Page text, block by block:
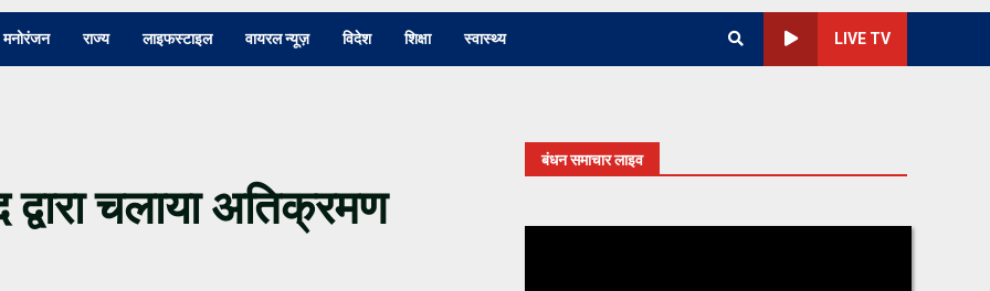
मनोरंजन राज्य लाइफस्टाइल वायरल न्यूज़ विदेश शिक्षा स्वास्थ्य LIVE TV
द्वारा चलाया अतिक्रमण
बंधन समाचार लाइव